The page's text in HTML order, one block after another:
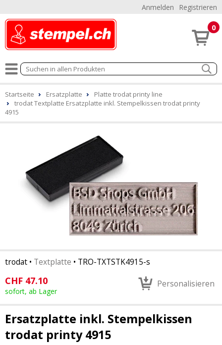
Anmelden Registrieren
0
Startseite Ersatzplatte
Platte trodat printy line
trodat Textplatte Ersatzplatte inkl. Stempelkissen trodat printy
4915
trodat • Textplatte • TRO-TXTSTK4915-s
CHF 47.10
sofort, ab Lager
Personalisieren
Ersatzplatte inkl. Stempelkissen
trodat printy 4915